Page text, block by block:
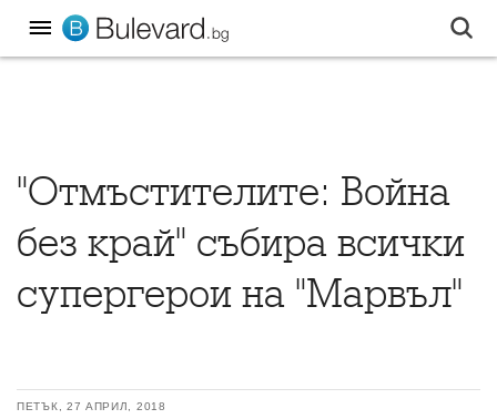
"Отмъстителите: Война
без край" събира всички
супергерои на "Марвъл"
ПЕТЪК, 27 АПРИЛ, 2018